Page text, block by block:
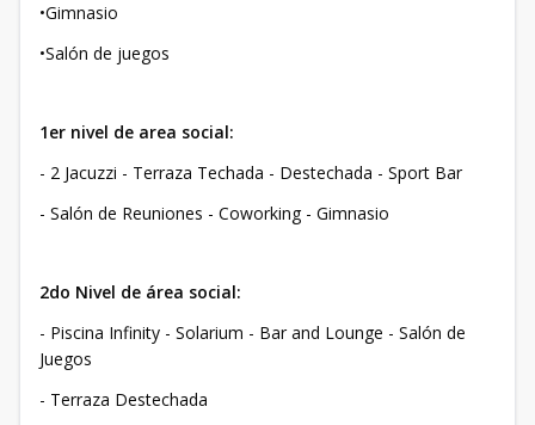
•Gimnasio
•Salón de juegos
1er nivel de area social:
- 2 Jacuzzi - Terraza Techada - Destechada - Sport Bar
- Salón de Reuniones - Coworking - Gimnasio
2do Nivel de área social:
- Piscina Infinity - Solarium - Bar and Lounge - Salón de
Juegos
- Terraza Destechada